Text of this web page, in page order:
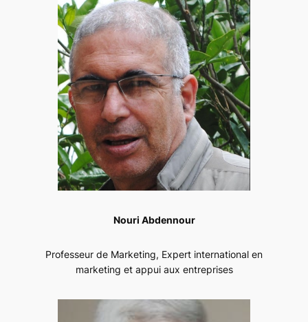
Nouri Abdennour
Professeur de Marketing, Expert international en
marketing et appui aux entreprises